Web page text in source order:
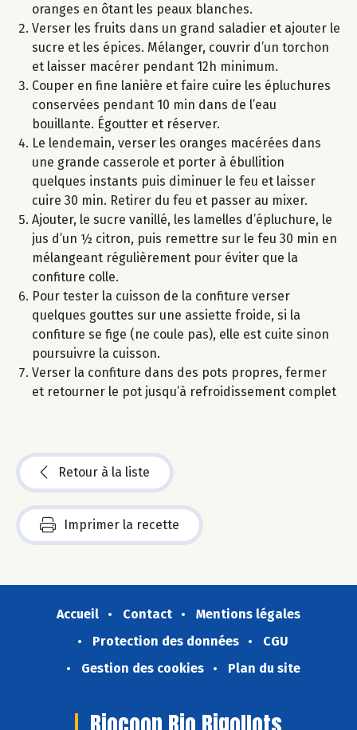
oranges en ôtant les peaux blanches.
Verser les fruits dans un grand saladier et ajouter le
sucre et les épices. Mélanger, couvrir d’un torchon
et laisser macérer pendant 12h minimum.
Couper en fine lanière et faire cuire les épluchures
conservées pendant 10 min dans de l’eau
bouillante. Égoutter et réserver.
Le lendemain, verser les oranges macérées dans
une grande casserole et porter à ébullition
quelques instants puis diminuer le feu et laisser
cuire 30 min. Retirer du feu et passer au mixer.
Ajouter, le sucre vanillé, les lamelles d’épluchure, le
jus d’un ½ citron, puis remettre sur le feu 30 min en
mélangeant régulièrement pour éviter que la
confiture colle.
Pour tester la cuisson de la confiture verser
quelques gouttes sur une assiette froide, si la
confiture se fige (ne coule pas), elle est cuite sinon
poursuivre la cuisson.
Verser la confiture dans des pots propres, fermer
et retourner le pot jusqu’à refroidissement complet
Retour à la liste
Imprimer la recette
Accueil Contact
Mentions légales
Protection des données
CGU
Gestion des cookies
Plan du site